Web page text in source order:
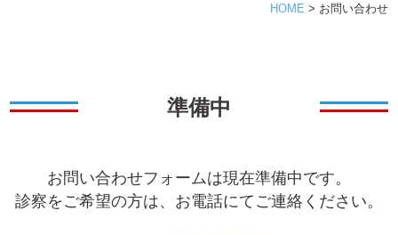
HOME > お問い合わせ
準備中
お問い合わせフォームは現在準備中です。
診察をご希望の方は、お電話にてご連絡ください。